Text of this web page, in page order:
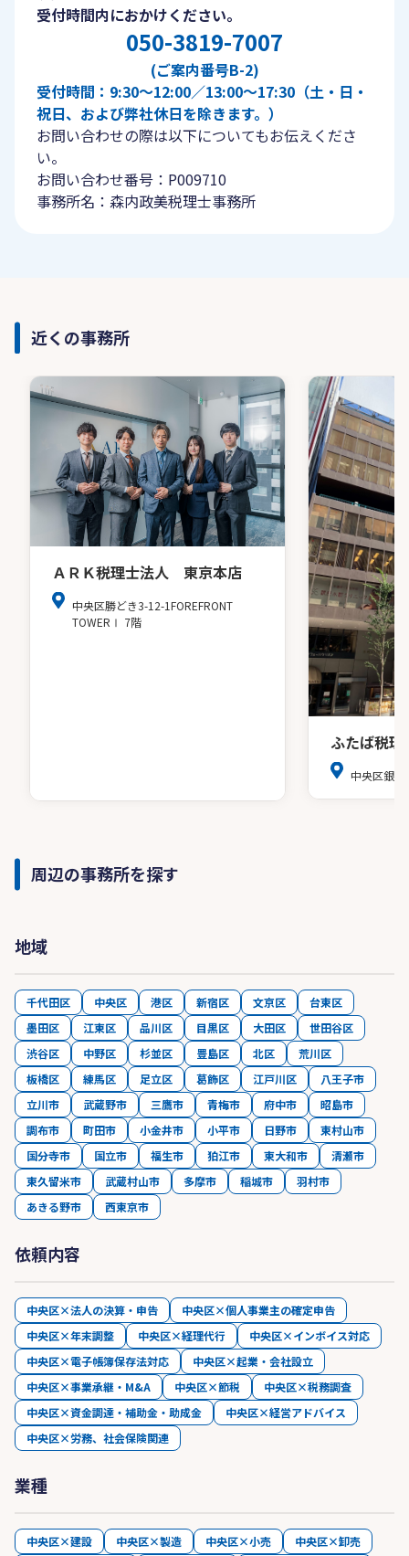
受付時間内におかけください。
050-3819-7007
(ご案内番号B-2)
受付時間：9:30〜12:00／13:00〜17:30（土・日・
祝日、および弊社休日を除きます。）
お問い合わせの際は以下についてもお伝えくださ
い。
お問い合わせ番号：P009710
事務所名：森内政美税理士事務所
近くの事務所
ＡＲＫ税理士法人 東京本店
中央区勝どき3-12-1FOREFRONT
TOWERⅠ 7階
ふたば税
中央区銀
周辺の事務所を探す
地域
千代田区 中央区 港区 新宿区 文京区
台東区
墨田区
江東区 品川区 目黒区 大田区
世田谷区
渋谷区
中野区 杉並区 豊島区 北区
荒川区
板橋区
練馬区 足立区 葛飾区 江戸川区
八王子市
立川市
武蔵野市 三鷹市 青梅市 府中市
昭島市
調布市
町田市 小金井市 小平市 日野市
東村山市
国分寺市
国立市 福生市 狛江市 東大和市
清瀬市
東久留米市
武蔵村山市 多摩市 稲城市
羽村市
あきる野市
西東京市
依頼内容
中央区×法人の決算・申告
中央区×個人事業主の確定申告
中央区×年末調整
中央区×経理代行
中央区×インボイス対応
中央区×電子帳簿保存法対応
中央区×起業・会社設立
中央区×事業承継・M&A
中央区×節税
中央区×税務調査
中央区×資金調達・補助金・助成金
中央区×経営アドバイス
中央区×労務、社会保険関連
業種
中央区×建設 中央区×製造 中央区×小売
中央区×卸売